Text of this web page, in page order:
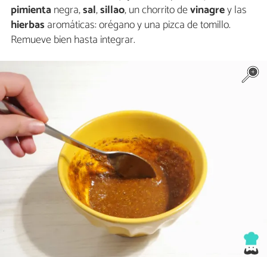
pimientanegra,sal,sillao, un chorrito devinagrey las
hierbas aromáticas: orégano y una pizca de tomillo.
Remueve bien hasta integrar.